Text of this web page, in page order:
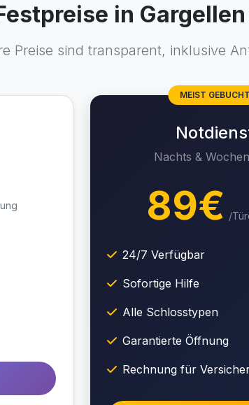
in
Preise sind transparent, inklusive
MEIST GEBUCHT
Nachts &
89€ /
24/7 Verfügbar
Sofortige Hilfe
Alle Schlosstypen
Garantierte Öffnung
Rechnung für